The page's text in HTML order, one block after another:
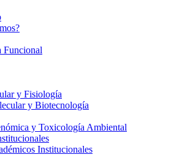
Funcional
y Fisiología
y Biotecnología
y Toxicología Ambiental
Institucionales